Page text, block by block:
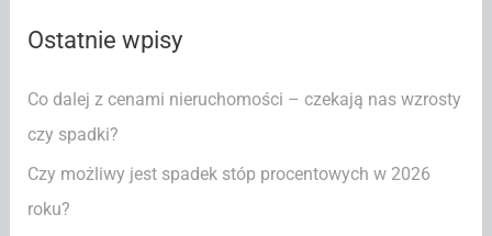
a
a
:
Ostatnie wpisy
Co dalej z cenami nieruchomości – czekają nas wzrosty
czy spadki?
Czy możliwy jest spadek stóp procentowych w 2026
roku?